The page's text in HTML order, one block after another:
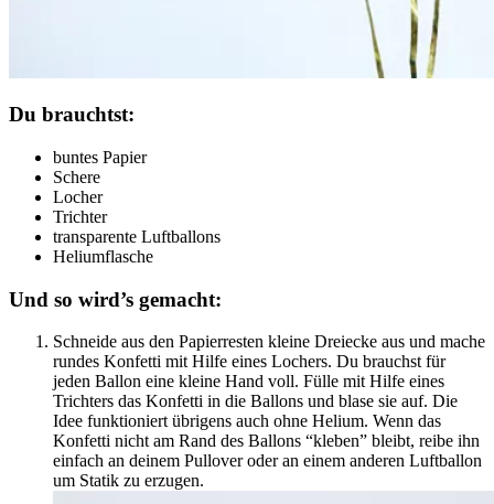
Du brauchtst:
buntes Papier
Schere
Locher
Trichter
transparente Luftballons
Heliumflasche
Und so wird’s gemacht:
Schneide aus den Papierresten kleine Dreiecke aus und mache
rundes Konfetti mit Hilfe eines Lochers. Du brauchst für
jeden Ballon eine kleine Hand voll. Fülle mit Hilfe eines
Trichters das Konfetti in die Ballons und blase sie auf. Die
Idee funktioniert übrigens auch ohne Helium. Wenn das
Konfetti nicht am Rand des Ballons “kleben” bleibt, reibe ihn
einfach an deinem Pullover oder an einem anderen Luftballon
um Statik zu erzugen.